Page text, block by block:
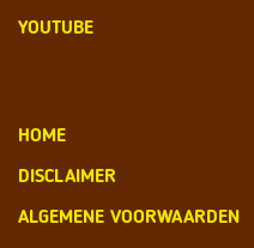
YOUTUBE
HOME
DISCLAIMER
ALGEMENE VOORWAARDEN